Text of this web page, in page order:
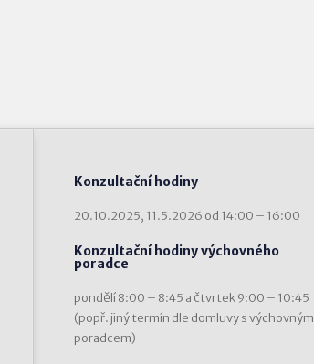
Konzultační hodiny
20.10.2025, 11.5.2026 od 14:00 – 16:00
Konzultační hodiny výchovného
poradce
pondělí 8:00 – 8:45 a čtvrtek 9:00 – 10:45
(popř. jiný termín dle domluvy s výchovným
poradcem)